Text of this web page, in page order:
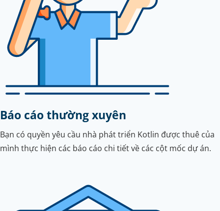
Báo cáo thường xuyên
Bạn có quyền yêu cầu nhà phát triển Kotlin được thuê của
mình thực hiện các báo cáo chi tiết về các cột mốc dự án.